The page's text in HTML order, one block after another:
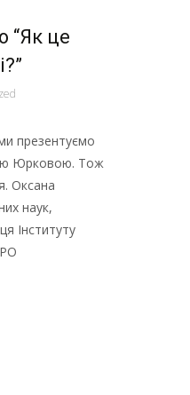
“Як це
презентуємо
Юрковою. Тож
Оксана
наук,
Інституту